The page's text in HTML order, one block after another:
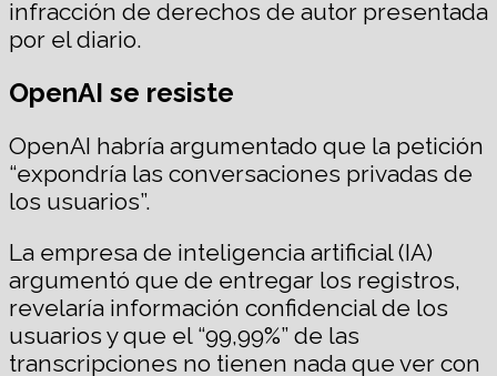
infracción de derechos de autor presentada
por el diario.
OpenAI se resiste
OpenAI habría argumentado que la petición
“expondría las conversaciones privadas de
los usuarios”.
La empresa de inteligencia artificial (IA)
argumentó que de entregar los registros,
revelaría información confidencial de los
usuarios y que el “99,99%” de las
transcripciones no tienen nada que ver con